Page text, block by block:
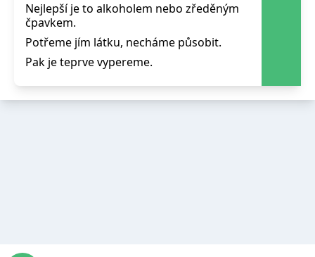
Nejlepší je to alkoholem nebo zředěným
čpavkem.
Potřeme jím látku, necháme působit.
Pak je teprve vypereme.